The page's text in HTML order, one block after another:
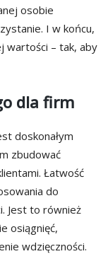
osobie
I w końcu,
wartości – tak, aby
dla firm
doskonałym
zbudować
Łatwość
do
Jest to również
osiągnięć,
wdzięczności.